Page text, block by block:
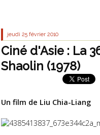
jeudi 25 février 2010
Ciné d'Asie : La
Shaolin (1978)
Un film de Liu Chia-Liang